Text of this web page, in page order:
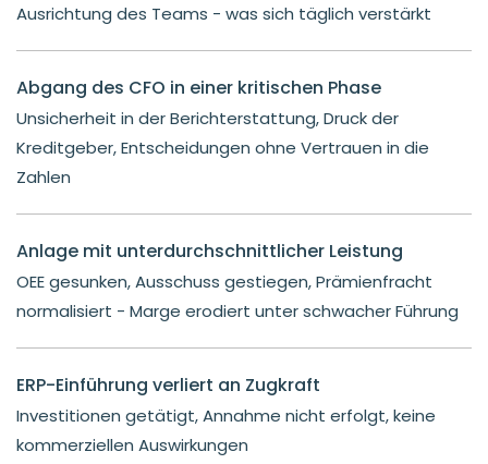
Ausrichtung des Teams - was sich täglich verstärkt
Abgang des CFO in einer kritischen Phase
Unsicherheit in der Berichterstattung, Druck der
Kreditgeber, Entscheidungen ohne Vertrauen in die
Zahlen
Anlage mit unterdurchschnittlicher Leistung
OEE gesunken, Ausschuss gestiegen, Prämienfracht
normalisiert - Marge erodiert unter schwacher Führung
ERP-Einführung verliert an Zugkraft
Investitionen getätigt, Annahme nicht erfolgt, keine
kommerziellen Auswirkungen